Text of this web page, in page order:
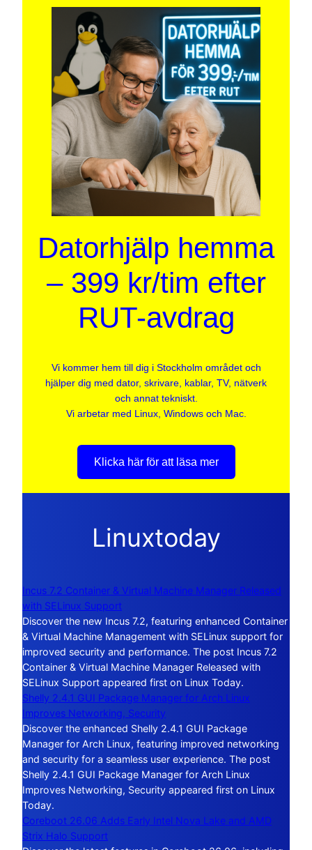
Datorhjälp hemma
– 399 kr/tim efter
RUT-avdrag
Vi kommer hem till dig i Stockholm området och
hjälper dig med dator, skrivare, kablar, TV, nätverk
och annat tekniskt.
Vi arbetar med Linux, Windows och Mac.
Klicka här för att läsa mer
Linuxtoday
Incus 7.2 Container & Virtual Machine Manager Released
with SELinux Support
Discover the new Incus 7.2, featuring enhanced Container
& Virtual Machine Management with SELinux support for
improved security and performance. The post Incus 7.2
Container & Virtual Machine Manager Released with
SELinux Support appeared first on Linux Today.
Shelly 2.4.1 GUI Package Manager for Arch Linux
Improves Networking, Security
Discover the enhanced Shelly 2.4.1 GUI Package
Manager for Arch Linux, featuring improved networking
and security for a seamless user experience. The post
Shelly 2.4.1 GUI Package Manager for Arch Linux
Improves Networking, Security appeared first on Linux
Today.
Coreboot 26.06 Adds Early Intel Nova Lake and AMD
Strix Halo Support